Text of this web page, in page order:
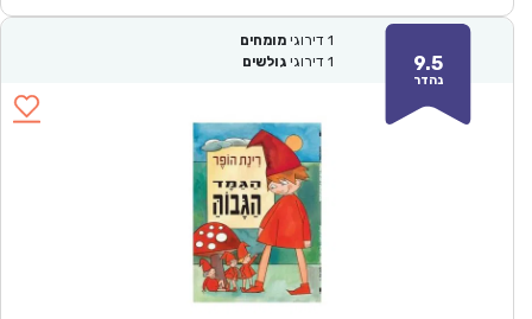
9.5
נהדר
1 דירוגי מומחים
1 דירוגי גולשים